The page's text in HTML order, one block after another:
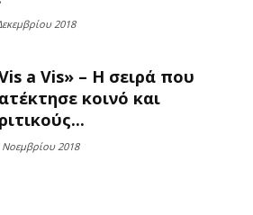
2018
a Vis» – Η σειρά που
κοινό και
Νοεμβρίου 2018